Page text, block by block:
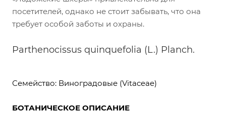
посетителей, однако не стоит забывать, что она
требует особой заботы и охраны.
Parthenocissus quinquefolia (L.) Planch.
Семейство: Виноградовые (Vitaceae)
БОТАНИЧЕСКОЕ ОПИСАНИЕ